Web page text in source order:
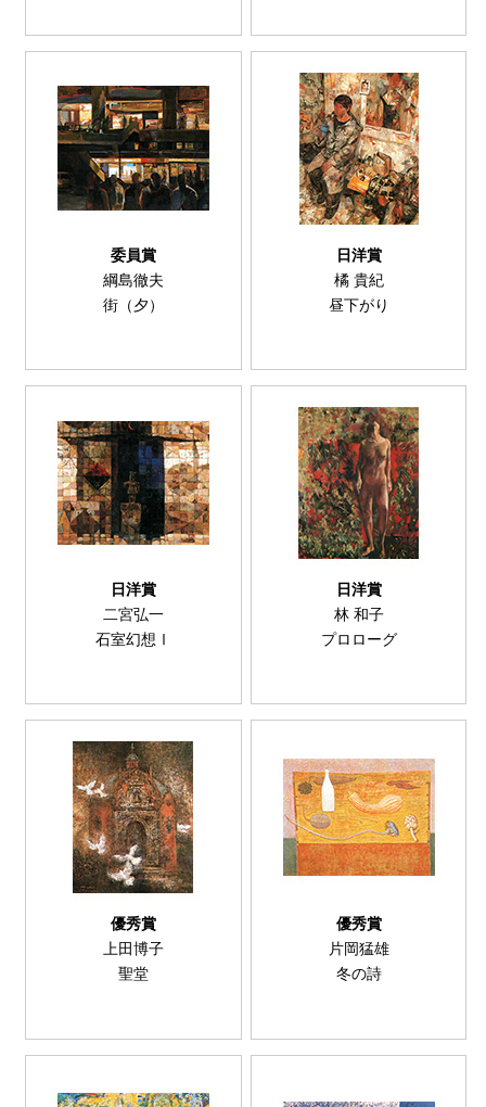
委員賞
綱島徹夫
街（夕）
日洋賞
橘 貴紀
昼下がり
日洋賞
二宮弘一
石室幻想Ⅰ
日洋賞
林 和子
プロローグ
優秀賞
上田博子
聖堂
優秀賞
片岡猛雄
冬の詩